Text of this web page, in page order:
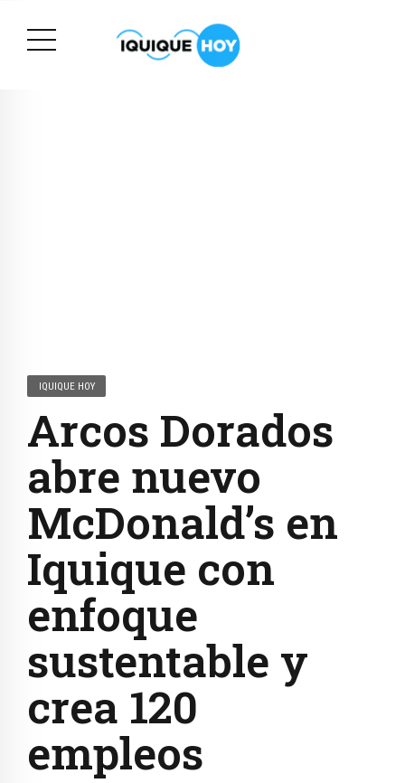
IQUIQUE HOY
Arcos Dorados
abre nuevo
McDonald’s en
Iquique con
enfoque
sustentable y
crea 120
empleos